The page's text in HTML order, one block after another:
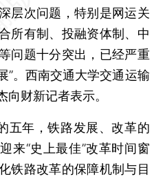
层次问题，特别是网运关
所有制、投融资体制、中
问题十分突出，已经严重
”。西南交通大学交通运输
财新记者表示。
年，铁路发展、改革的
来“史上最佳”改革时间窗
铁路改革的保障机制与目